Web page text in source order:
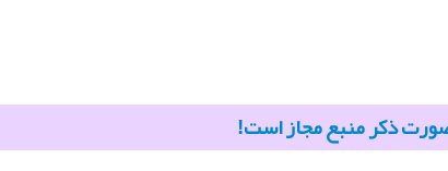
ذکر منبع مجاز است!